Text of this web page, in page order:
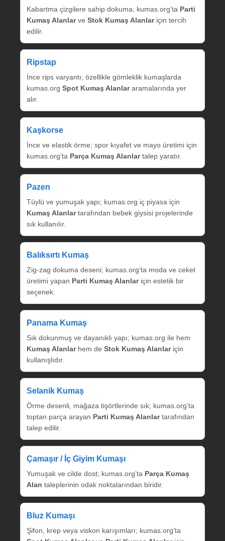
Kabartma çizgilere sahip dokuma; kumas.org’ta Parti
Kumaş Alanlarve Stok Kumaş Alanlariçin tercih
edilir.
Ripstap
İnce rips varyantı; özellikle gömleklik kumaşlarda
kumas.org Spot Kumaş Alanlararamalarında yer
alır.
Kaşkorse
İnce ve elastik örme; spor kıyafet ve mayo üretimi için
kumas.org’ta Parça Kumaş Alanlartalep yaratır.
Pazen
Tüylü ve yumuşak yapı; kumas.org iç piyasa için
Kumaş Alanlartarafından bebek giysisi projelerinde
sık kullanılır.
Balıksırtı Kumaş
Zig‑zag dokuma deseni; kumas.org’ta moda ve ceket
üretimi yapan Parti Kumaş Alanlariçin estetik bir
seçenek.
Panama Kumaş
Sık dokunmuş ve dayanıklı yapı; kumas.org ile hem
Kumaş Alanlarhem de Stok Kumaş Alanlariçin
kullanışlıdır.
Selanik Kumaş
Örme desenli, mağaza tişörtlerinde sık; kumas.org’ta
toptan parça arayan Parti Kumaş Alanlartarafından
talep edilir.
Çamaşır / İç Giyim Kumaşı
Yumuşak ve cilde dost; kumas.org’ta Parça Kumaş
Alan taleplerinin odak noktalarından biridir.
Bluz Kumaşı
Şifon, krep veya viskon karışımları; kumas.org’ta